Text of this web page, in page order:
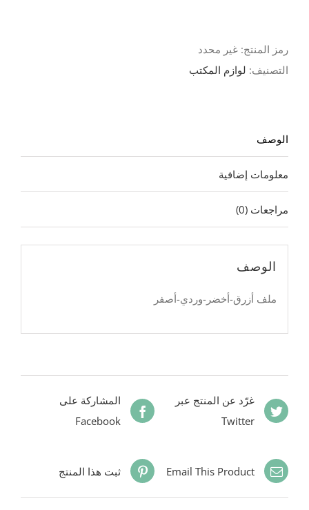
رمز المنتج: غير محدد
التصنيف: لوازم المكتب
الوصف
معلومات إضافية
مراجعات (0)
الوصف
ملف أزرق-أخضر-وردي-أصفر
المشاركة على
Facebook
غرّد عن المنتج عبر
Twitter
ثبت هذا المنتج Email This Product